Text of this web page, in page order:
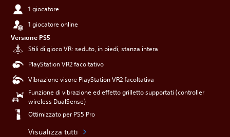
1 giocatore
1 giocatore online
Versione PS5
Stili di gioco VR: seduto, in piedi, stanza intera
PlayStation VR2 facoltativo
Vibrazione visore PlayStation VR2 facoltativa
Funzione di vibrazione ed effetto grilletto supportati (controller
wireless DualSense)
Ottimizzato per PS5 Pro
Visualizza tutti